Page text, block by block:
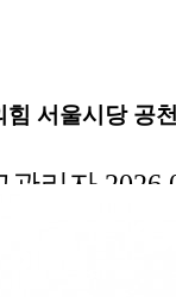
서울시당 공
관리자